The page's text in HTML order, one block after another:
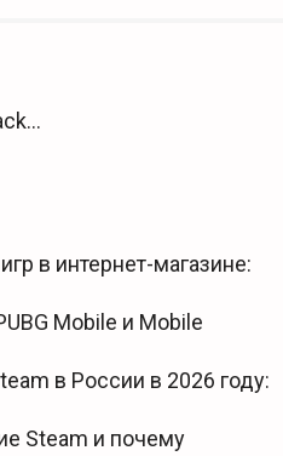
в интернет-магазине:
Mobile и Mobile
в России в 2026 году:
Steam и почему